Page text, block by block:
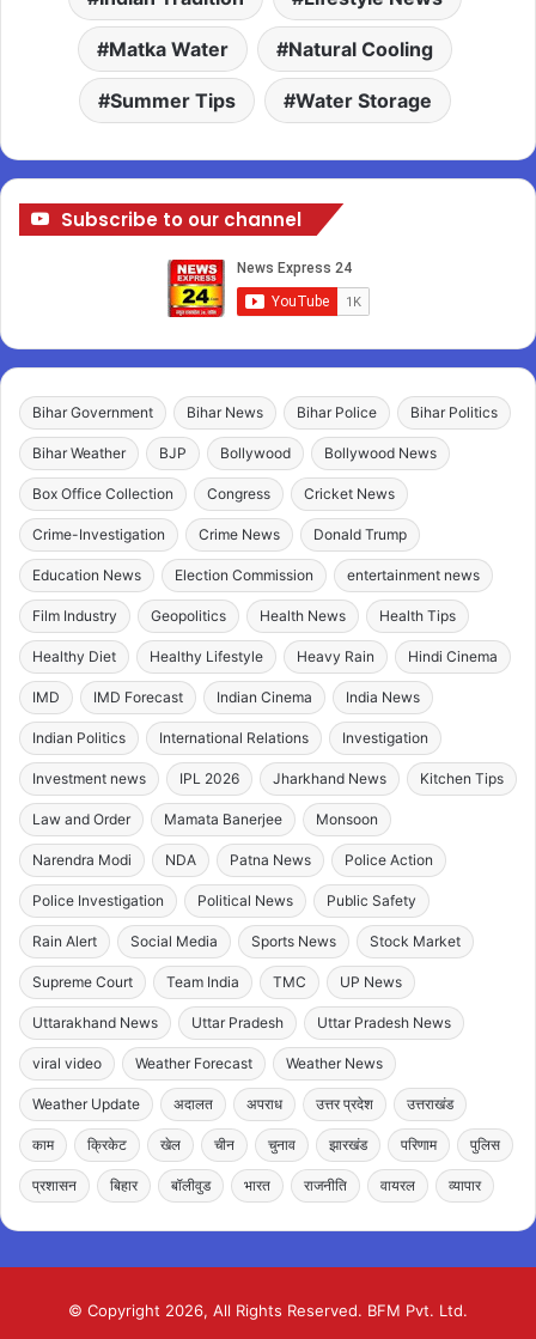
Matka Water Natural Cooling
Summer Tips Water Storage
Subscribe to our channel
Bihar Government Bihar News Bihar Police Bihar Politics
Bihar Weather BJP Bollywood Bollywood News
Box Office Collection Congress Cricket News
Crime-Investigation Crime News Donald Trump
Education News Election Commission entertainment news
Film Industry Geopolitics Health News Health Tips
Healthy Diet Healthy Lifestyle Heavy Rain Hindi Cinema
IMD IMD Forecast Indian Cinema India News
Indian Politics International Relations Investigation
Investment news IPL 2026 Jharkhand News Kitchen Tips
Law and Order Mamata Banerjee Monsoon
Narendra Modi NDA Patna News Police Action
Police Investigation Political News Public Safety
Rain Alert Social Media Sports News Stock Market
Supreme Court Team India TMC UP News
Uttarakhand News Uttar Pradesh Uttar Pradesh News
viral video Weather Forecast Weather News
Weather Update अदालत अपराध उत्तर प्रदेश उत्तराखंड
काम क्रिकेट खेल चीन चुनाव झारखंड परिणाम पुलिस
प्रशासन बिहार बॉलीवुड भारत राजनीति वायरल व्यापार
© Copyright 2026, All Rights Reserved. BFM Pvt. Ltd.